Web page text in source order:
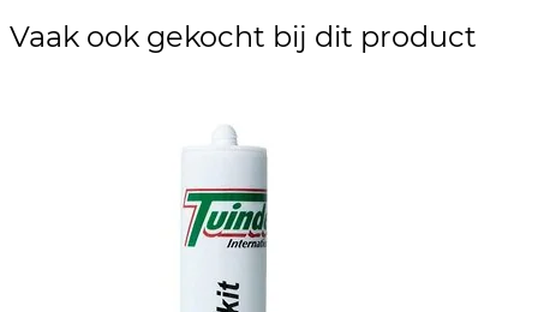
Vaak ook gekocht bij dit product